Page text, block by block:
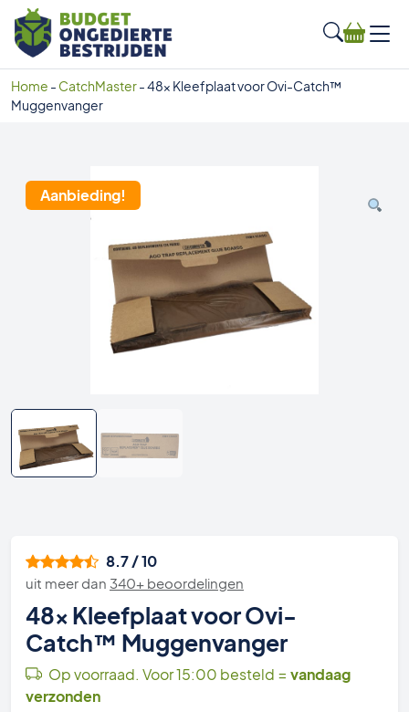
Home - CatchMaster-48x Kleefplaat voor Ovi-Catch™
Muggenvanger
Aanbieding!
8.7 / 10
uit meer dan 340+ beoordelingen
48x Kleefplaat voor Ovi-
Catch™ Muggenvanger
Op voorraad. Voor 15:00 besteld = vandaag
verzonden